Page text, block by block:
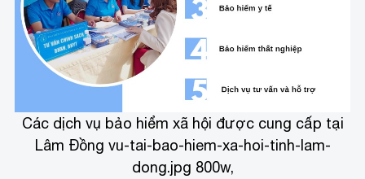
Các dịch vụ bảo hiểm xã hội được cung cấp tại
Lâm Đồng vu-tai-bao-hiem-xa-hoi-tinh-lam-
dong.jpg 800w,